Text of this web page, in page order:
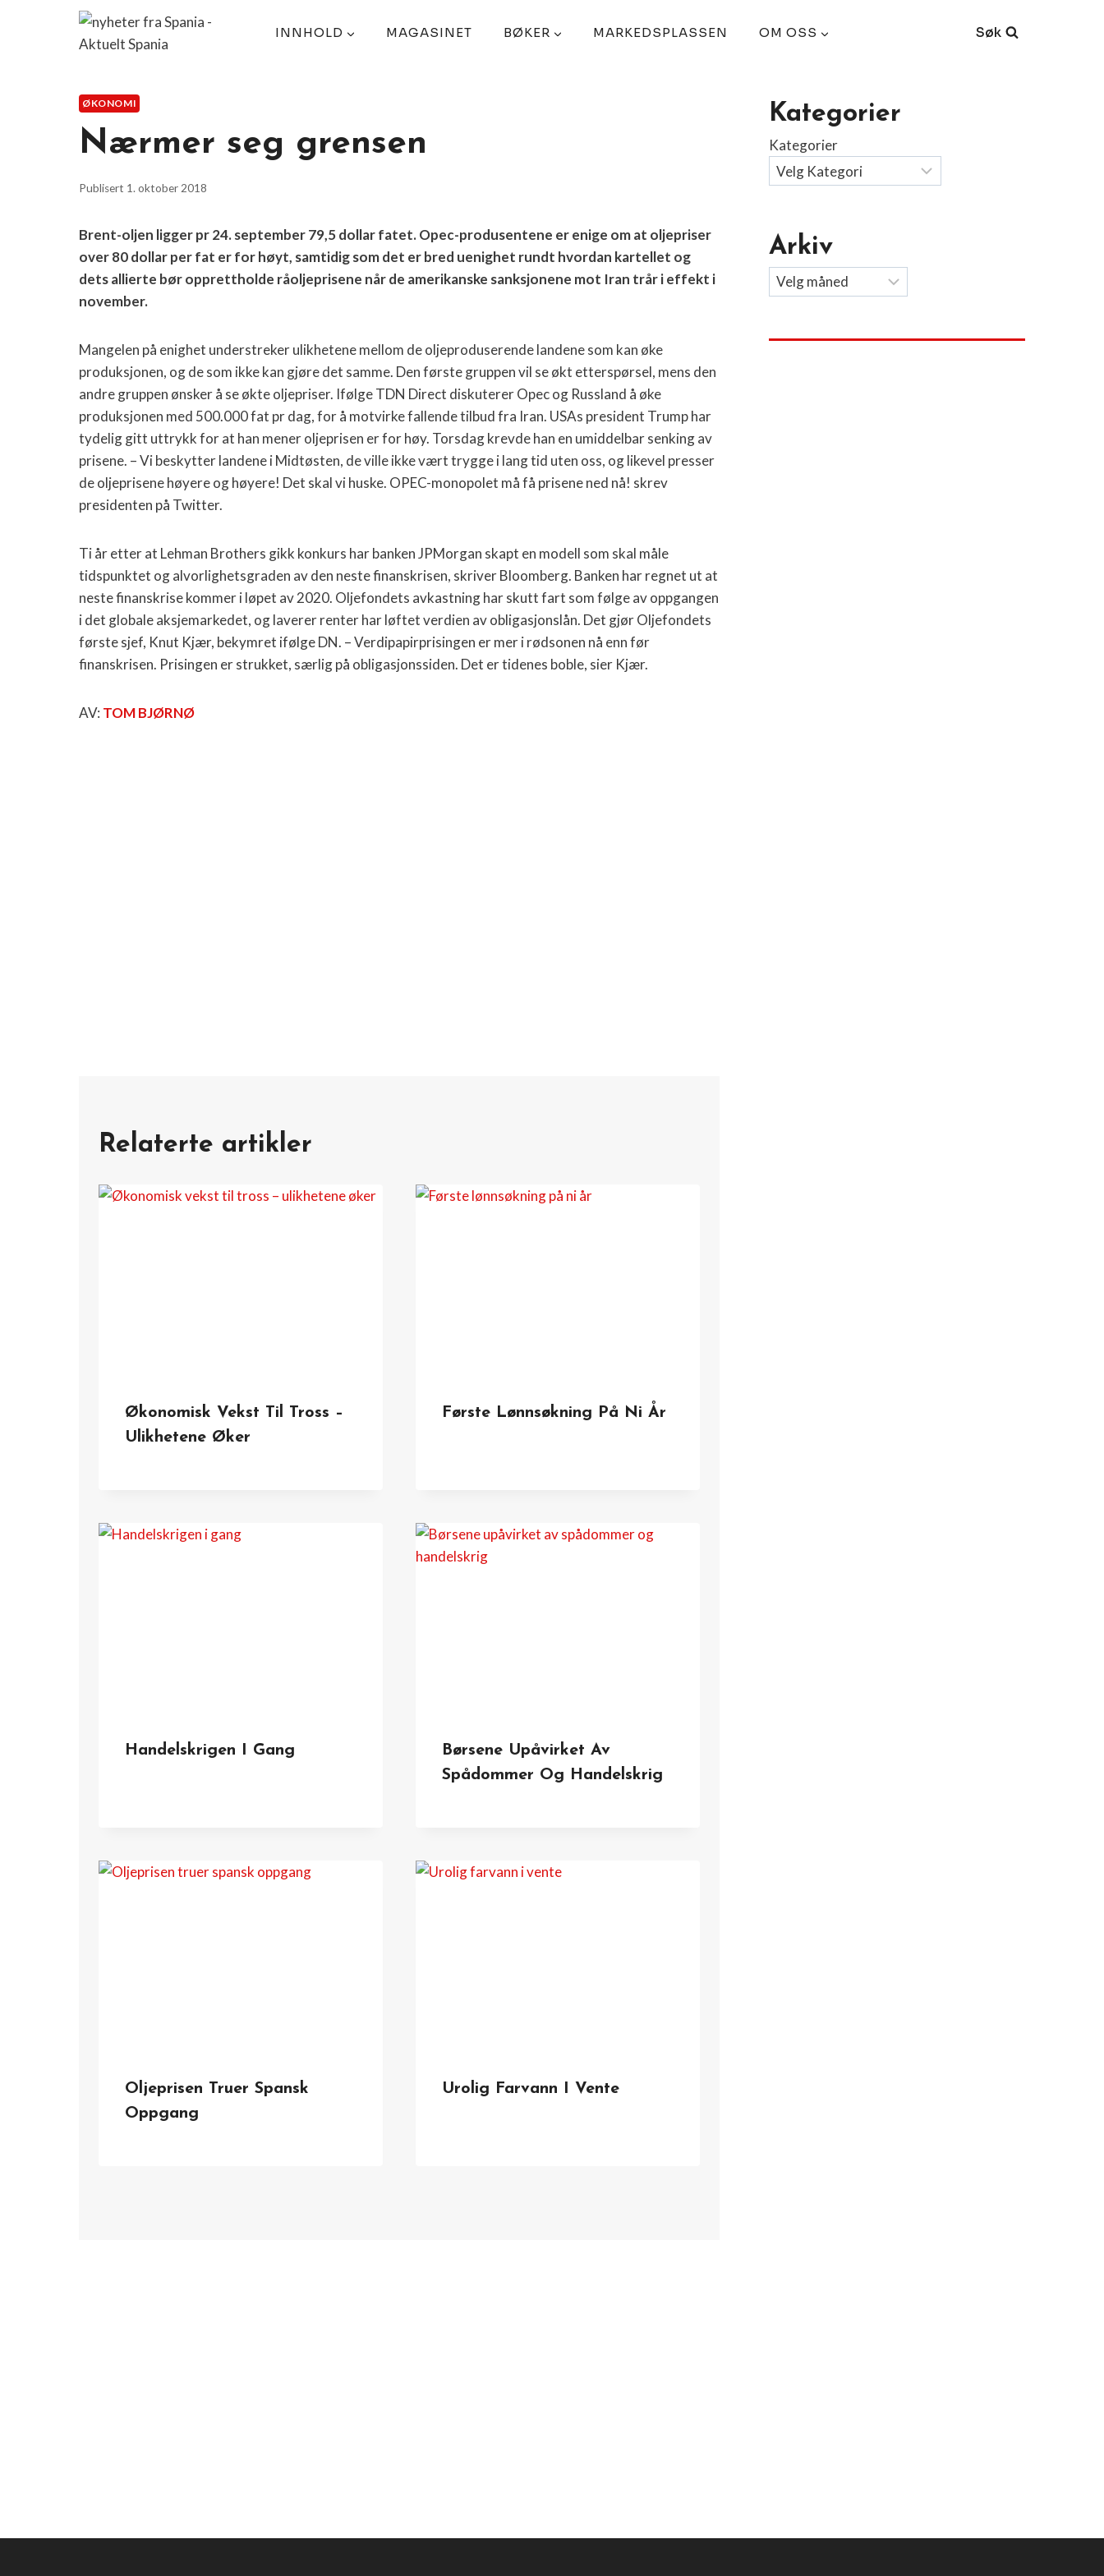
INNHOLD MAGASINET BØKER MARKEDSPLASSEN OM OSS Søk
ØKONOMI
Nærmer seg grensen
Publisert 1. oktober 2018
Brent-oljen ligger pr 24. september 79,5 dollar fatet. Opec-produsentene er enige om at oljepriser
over 80 dollar per fat er for høyt, samtidig som det er bred uenighet rundt hvordan kartellet og
dets allierte bør opprettholde råoljeprisene når de amerikanske sanksjonene mot Iran trår i effekt i
november.
Mangelen på enighet understreker ulikhetene mellom de oljeproduserende landene som kan øke
produksjonen, og de som ikke kan gjøre det samme. Den første gruppen vil se økt etterspørsel, mens den
andre gruppen ønsker å se økte oljepriser. Ifølge TDN Direct diskuterer Opec og Russland å øke
produksjonen med 500.000 fat pr dag, for å motvirke fallende tilbud fra Iran. USAs president Trump har
tydelig gitt uttrykk for at han mener oljeprisen er for høy. Torsdag krevde han en umiddelbar senking av
prisene. – Vi beskytter landene i Midtøsten, de ville ikke vært trygge i lang tid uten oss, og likevel presser
de oljeprisene høyere og høyere! Det skal vi huske. OPEC-monopolet må få prisene ned nå! skrev
presidenten på Twitter.
Ti år etter at Lehman Brothers gikk konkurs harbanken JPMorgan skapt en modell som skal måle
tidspunktet og alvorlighetsgraden av den neste finanskrisen, skriver Bloomberg. Banken har regnet ut at
neste finanskrise kommer i løpet av 2020. Oljefondets avkastning har skutt fart som følge av oppgangen
i det globale aksjemarkedet, og laverer renter har løftet verdien av obligasjonslån. Det gjør Oljefondets
første sjef, Knut Kjær, bekymret ifølge DN. – Verdipapirprisingen er mer i rødsonen nå enn før
finanskrisen. Prisingen er strukket, særlig på obligasjonssiden. Det er tidenes boble, sier Kjær.
AV: TOM BJØRNØ
Relaterte artikler
Økonomisk Vekst Til Tross –
Ulikhetene Øker
Første Lønnsøkning På Ni År
Handelskrigen I Gang
Børsene Upåvirket Av
Spådommer Og Handelskrig
Oljeprisen Truer Spansk
Oppgang
Urolig Farvann I Vente
Kategorier
Kategorier
Arkiv
Arkiv